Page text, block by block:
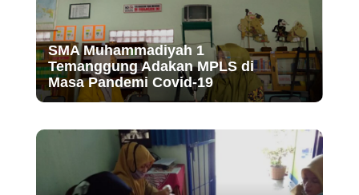
SMA Muhammadiyah 1
Temanggung Adakan MPLS di
Masa Pandemi Covid-19